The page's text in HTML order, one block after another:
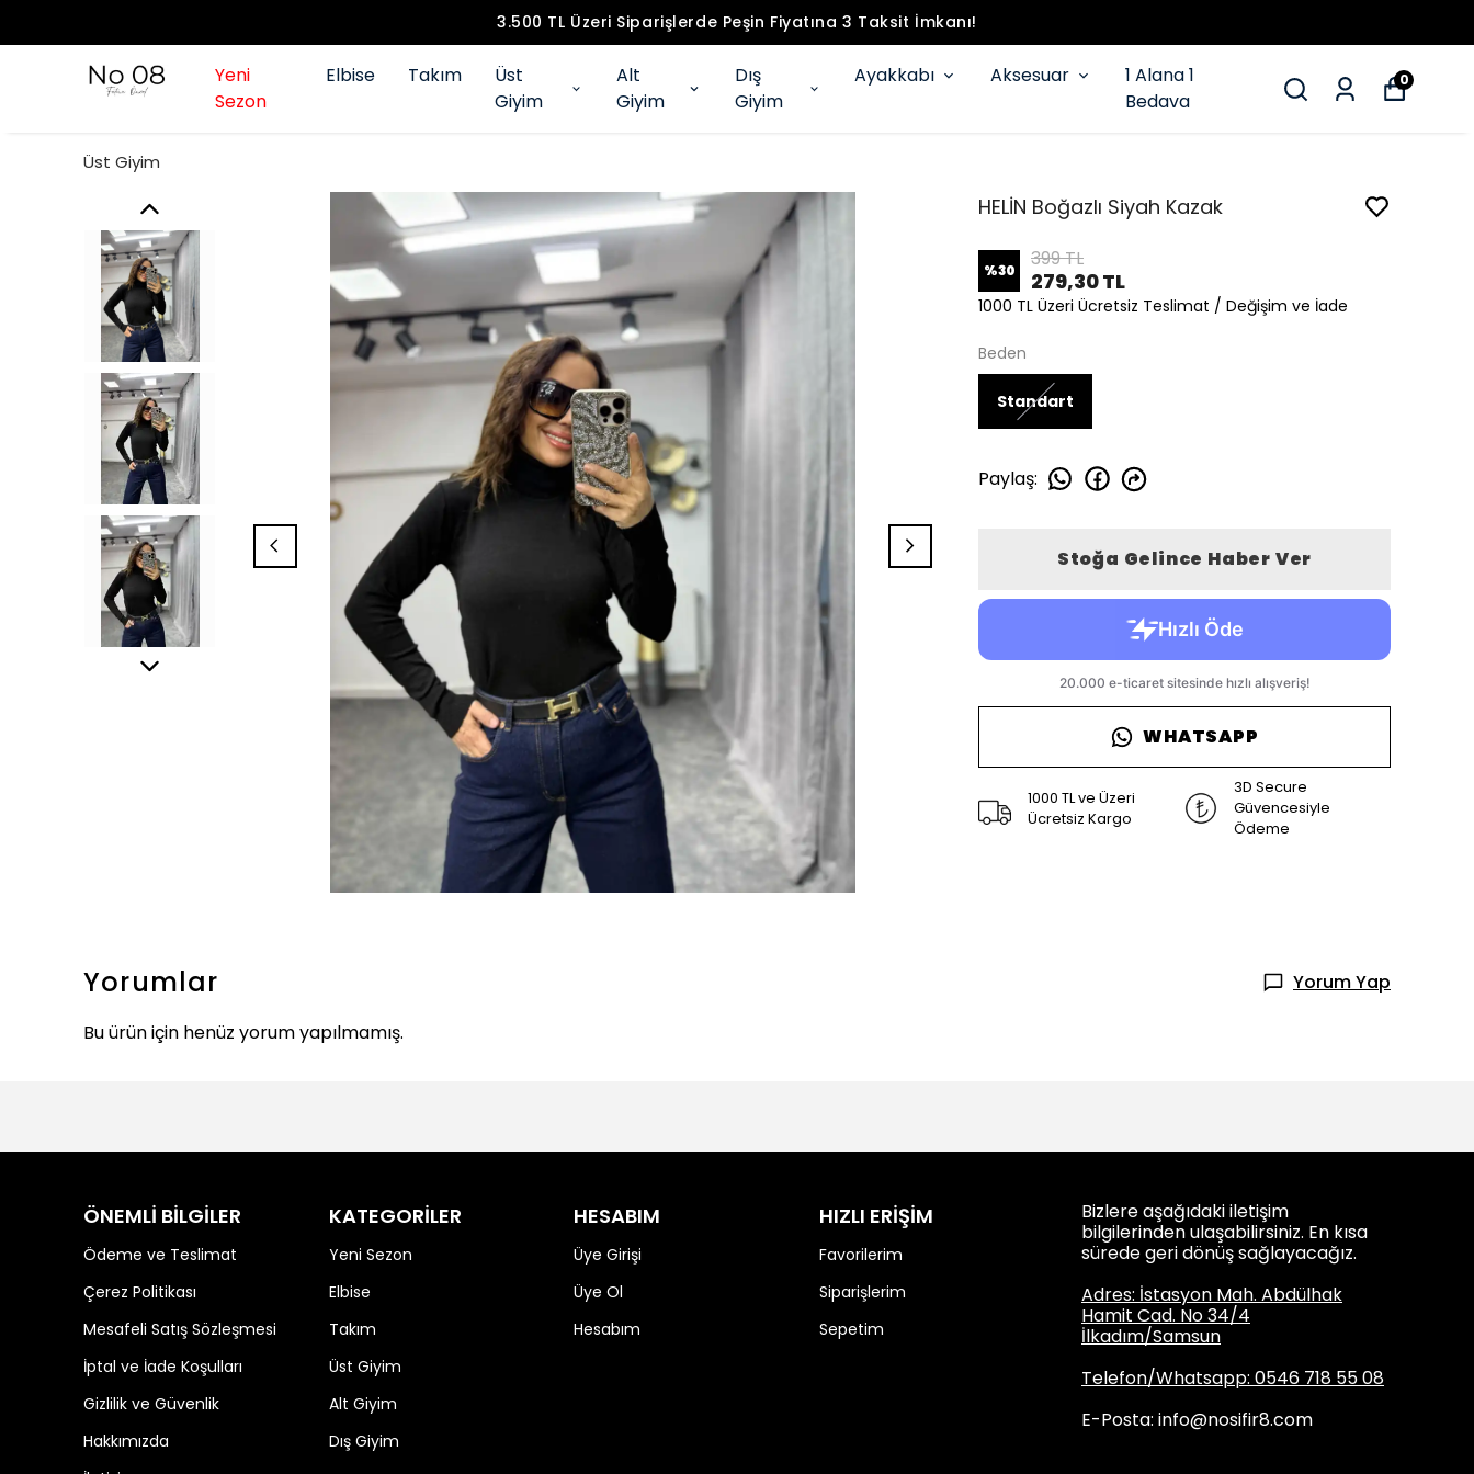
3.500 TL Üzeri Siparişlerde Peşin Fiyatına 3 Taksit İmkanı!
Yeni
Sezon
Elbise Takım
Üst
Giyim
Alt
Giyim
Dış
Giyim
Ayakkabı Aksesuar
1 Alana 1
Bedava
0
Üst Giyim
HELİN Boğazlı Siyah Kazak
%30 399 TL
279,30 TL
1000 TL Üzeri Ücretsiz Teslimat / Değişim ve İade
Beden
Standart
Paylaş:
Stoğa Gelince Haber Ver
WHATSAPP
1000 TL ve Üzeri
Ücretsiz Kargo
3D Secure
Güvencesiyle
Ödeme
Yorumlar
Yorum Yap
Bu ürün için henüz yorum yapılmamış.
ÖNEMLİ BİLGİLER
Ödeme ve Teslimat
Çerez Politikası
Mesafeli Satış Sözleşmesi
İptal ve İade Koşulları
Gizlilik ve Güvenlik
Hakkımızda
KATEGORİLER
Yeni Sezon
Elbise
Takım
Üst Giyim
Alt Giyim
Dış Giyim
HESABIM
Üye Girişi
Üye Ol
Hesabım
HIZLI ERİŞİM
Favorilerim
Siparişlerim
Sepetim
Bizlere aşağıdaki iletişim
bilgilerinden ulaşabilirsiniz. En kısa
sürede geri dönüş sağlayacağız.
Adres: İstasyon Mah. Abdülhak
Hamit Cad. No 34/4
İlkadım/Samsun
Telefon/Whatsapp: 0546 718 55 08
E-Posta: info@nosifir8.com